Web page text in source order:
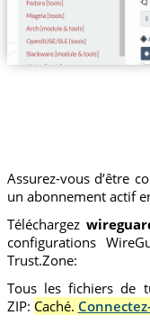
Assurez-vous d’être
un abonnement actif
Téléchargez
configurations
Trust.Zone:
Tous les fichiers de
ZIP: Caché.